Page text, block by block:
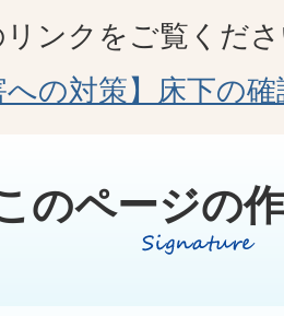
ンクをご覧くだ
への対策】床下の
のページの